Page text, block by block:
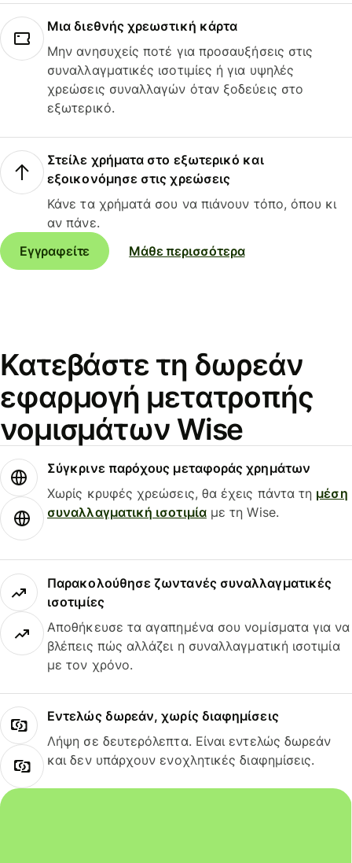
Μια διεθνής χρεωστική κάρτα
Μην ανησυχείς ποτέ για προσαυξήσεις στις
συναλλαγματικές ισοτιμίες ή για υψηλές
χρεώσεις συναλλαγών όταν ξοδεύεις στο
εξωτερικό.
Στείλε χρήματα στο εξωτερικό και
εξοικονόμησε στις χρεώσεις
Κάνε τα χρήματά σου να πιάνουν τόπο, όπου κι
αν πάνε.
Εγγραφείτε
Μάθε περισσότερα
Κατεβάστε τη δωρεάν
εφαρμογή μετατροπής
νομισμάτων Wise
Σύγκρινε παρόχους μεταφοράς χρημάτων
Χωρίς κρυφές χρεώσεις, θα έχεις πάντα τη μέση
συναλλαγματική ισοτιμίαμε τη Wise.
Παρακολούθησε ζωντανές συναλλαγματικές
ισοτιμίες
Αποθήκευσε τα αγαπημένα σου νομίσματα για να
βλέπεις πώς αλλάζει η συναλλαγματική ισοτιμία
με τον χρόνο.
Εντελώς δωρεάν, χωρίς διαφημίσεις
Λήψη σε δευτερόλεπτα. Είναι εντελώς δωρεάν
και δεν υπάρχουν ενοχλητικές διαφημίσεις.